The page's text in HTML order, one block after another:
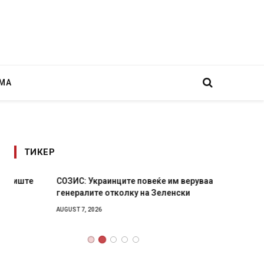
ТИКЕР
СОЗИС: Украинците повеќе им веруваат на
генералите отколку на Зеленски
AUGUST 7, 2026